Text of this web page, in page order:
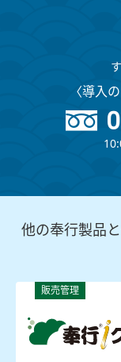
〈導入
他の奉行製品
販売管理